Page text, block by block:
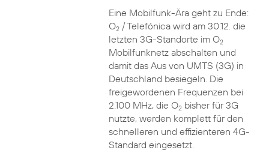
Eine Mobilfunk-Ära geht zu Ende:
O2/ Telefónica wird am 30.12. die
letzten 3G-Standorte im O2
Mobilfunknetz abschalten und
damit das Aus von UMTS (3G) in
Deutschland besiegeln. Die
freigewordenen Frequenzen bei
2.100 MHz, die O2bisher für 3G
nutzte, werden komplett für den
schnelleren und effizienteren 4G-
Standard eingesetzt.